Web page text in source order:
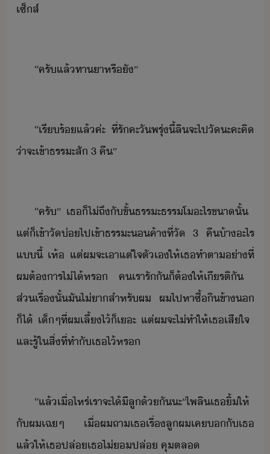
เซ็ส์
“​ครั​แล้​ทา​า​หรืั​”
“​เรีร้​แล้​ค่ะ​ ​ที่รั​คะ​ัพรุ่ี้​ลิ​จะ​ไป​ั​ะคะ​คิ​
่า​จะเข้า​ธรระ​สั​ ​3​ ​คื​”
“​ครั​”​ ​เธ​็​ไ่​ถึั​ขั้​ธรระ​ธรรโ​ะไร​ขา​ั้​ ​
แต่​็​เข้า​ั​่​ไป​เข้า​ธรระ​ค้า​ที่​ั​ ​3​ ​คื​้า​ะไร​
แี้​ ​เห้​ ​แต่​ผ​จะ​เาแต่ใจตัเ​ให้​เธ​ทำตา​่าที่​
ผ​ต้าร​ไ่ไ้​หร​ ​คเรา​รั​ั​็​ต้​ให้เีรติ​ั​ ​
ส่​เรื่​ั้​ั​ไ่า​สำหรั​ผ​ ​ผ​ไปหา​ซื้​ิ​ข้า​
็ไ้​ ​เ็​ๆ​ที่​ผ​เลี้​ไ้​็​เะ​ ​แต่​ผ​จะ​ไ่​ทำให้​เธ​เสีใจ​ ​
และ​รู้​ใ​สิ่​ที่​ทำ​ั​เธ​ไ้​หร
“​แล้​เื่ไหร่​เรา​จะ​ไ้​ีลู​้ั​ะ​”​ไพลิ​เธ​ิ้​ให้​
ั​ผ​เฉๆ​ ​เื่​ผ​ถา​เธ​เรื่​ลู​ผ​เค​​ั​เธ​
แล้​ให้​เธ​ปล่​เธ​ไ่​ปล่​ ​คุ​ตล